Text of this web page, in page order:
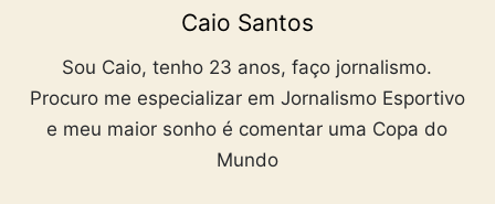
Caio Santos
Sou Caio, tenho 23 anos, faço jornalismo.
Procuro me especializar em Jornalismo Esportivo
e meu maior sonho é comentar uma Copa do
Mundo